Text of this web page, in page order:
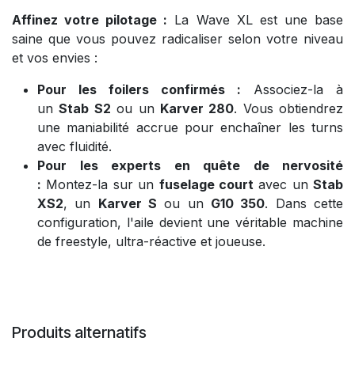
Affinez votre pilotage : La Wave XL est une base
saine que vous pouvez radicaliser selon votre niveau
et vos envies :
Pour les foilers confirmés : Associez-la à
unStab S2 ou un Karver 280. Vous obtiendrez
une maniabilité accrue pour enchaîner les turns
avec fluidité.
Pour les experts en quête de nervosité
: Montez-la sur un fuselage court avec un Stab
XS2, un Karver S ou un G10 350. Dans cette
configuration, l'aile devient une véritable machine
de freestyle, ultra-réactive et joueuse.
Produits alternatifs